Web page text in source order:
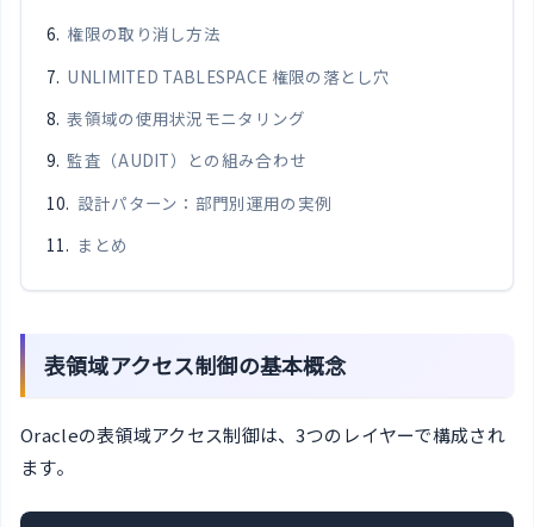
権限の取り消し方法
UNLIMITED TABLESPACE 権限の落とし穴
表領域の使用状況モニタリング
監査（AUDIT）との組み合わせ
設計パターン：部門別運用の実例
まとめ
表領域アクセス制御の基本概念
Oracleの表領域アクセス制御は、3つのレイヤーで構成され
ます。